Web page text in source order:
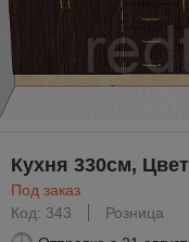
Кухня 330см,
Под заказ
Код: 343
Розница